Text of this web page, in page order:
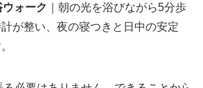
ォーク
｜朝の光を浴びながら5分歩
が整い、夜の寝つきと日中の安定